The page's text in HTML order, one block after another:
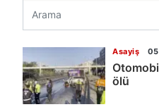
Asayiş
ölü